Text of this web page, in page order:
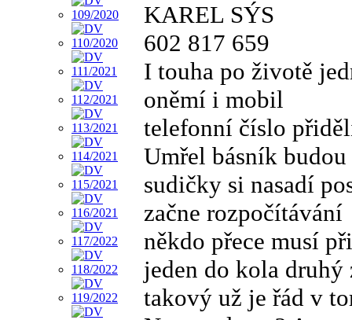
KAREL SÝS
602 817 659
I touha po životě
oněmí i mobil
telefonní číslo
Umřel básník
sudičky si nasadí
začne rozpočítávání
někdo přece musí
jeden do kola druhý
takový už je řád v